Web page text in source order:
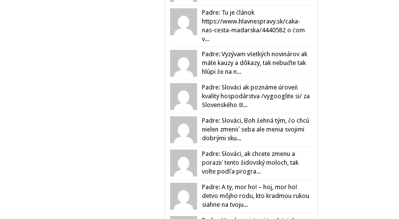
Padre: Tu je článok
https://www.hlavnespravy.sk/caka-
nas-cesta-madarska/4440582 o čom
v...
Padre: Vyzývam všetkých novinárov ak
máte kauzy a dôkazy, tak nebuďte tak
hlúpi že na n...
Padre: Slováci ak poznáme úroveň
kvality hospodárstva /vygooglite si/ za
Slovenského št...
Padre: Slováci, Boh žehná tým, čo chcú
nielen zmeniť seba ale menia svojimi
dobrými sku...
Padre: Slováci, ak chcete zmenu a
poraziť tento židovský moloch, tak
volte podľa progra...
Padre: A ty, mor ho! – hoj, mor ho!
detvo môjho rodu, kto kradmou rukou
siahne na tvoju...